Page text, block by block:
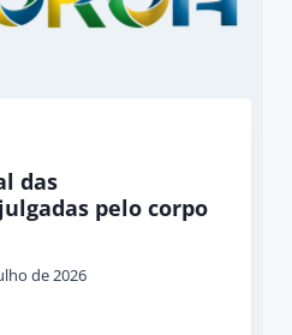
das
pelo corpo
de 2026